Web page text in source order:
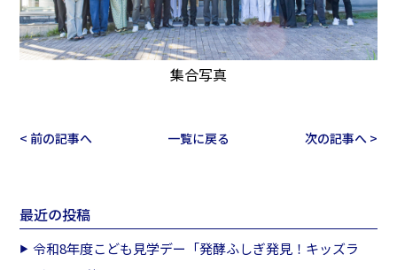
集合写真
< 前の記事へ 一覧に戻る 次の記事へ >
最近の投稿
令和8年度こども見学デー「発酵ふしぎ発見！キッズラ